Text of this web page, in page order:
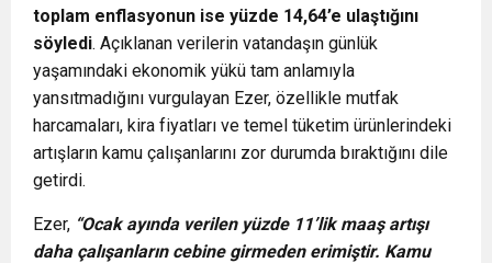
toplam enflasyonun ise yüzde 14,64’e ulaştığını
söyledi. Açıklanan verilerin vatandaşın günlük
yaşamındaki ekonomik yükü tam anlamıyla
yansıtmadığını vurgulayan Ezer, özellikle mutfak
harcamaları, kira fiyatları ve temel tüketim ürünlerindeki
artışların kamu çalışanlarını zor durumda bıraktığını dile
getirdi.
Ezer, “Ocak ayında verilen yüzde 11’lik maaş artışı
daha çalışanların cebine girmeden erimiştir. Kamu